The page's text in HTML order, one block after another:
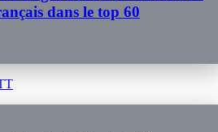
dans le top 60